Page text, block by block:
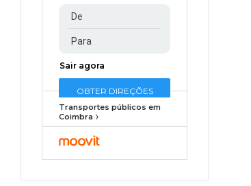
Transportes públicos em
Coimbra